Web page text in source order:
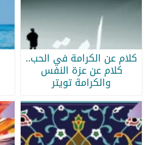
كلام عن الكرامة في الحب..
كلام عن عزة النفس
والكرامة تويتر